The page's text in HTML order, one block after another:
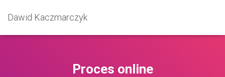
Dawid Kaczmarczyk
Proces online